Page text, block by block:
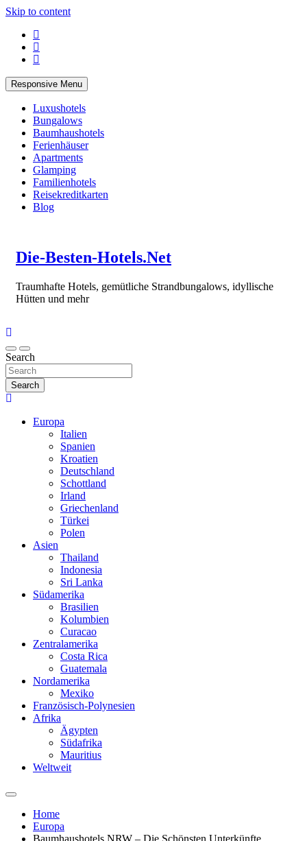
Skip to content
Responsive Menu
Luxushotels
Bungalows
Baumhaushotels
Ferienhäuser
Apartments
Glamping
Familienhotels
Reisekreditkarten
Blog
Die-Besten-Hotels.Net
Traumhafte Hotels, gemütliche Strandbungalows, idyllische
Hütten und mehr
Search
Search
Europa
Italien
Spanien
Kroatien
Deutschland
Schottland
Irland
Griechenland
Türkei
Polen
Asien
Thailand
Indonesia
Sri Lanka
Südamerika
Brasilien
Kolumbien
Curacao
Zentralamerika
Costa Rica
Guatemala
Nordamerika
Mexiko
Französisch-Polynesien
Afrika
Ägypten
Südafrika
Mauritius
Weltweit
Home
Europa
Baumhaushotels NRW – Die Schönsten Unterkünfte